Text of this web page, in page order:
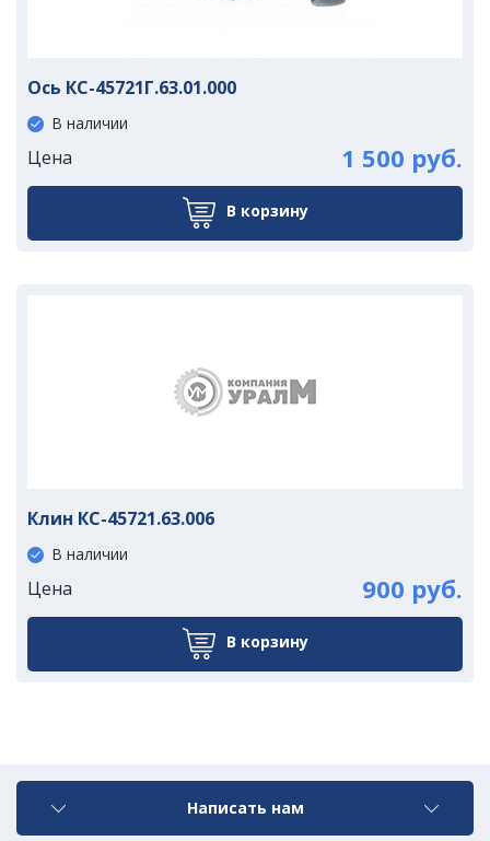
Ось КС-45721Г.63.01.000
В наличии
Цена 1 500 руб.
В корзину
Клин КС-45721.63.006
В наличии
Цена 900 руб.
В корзину
Написать нам